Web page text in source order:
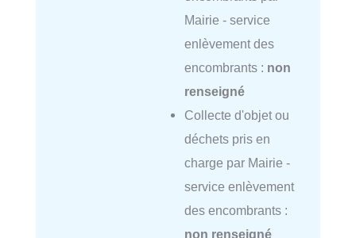
Mairie - service
enlèvement des
encombrants : non
renseigné
Collecte d'objet ou
déchets pris en
charge par Mairie -
service enlèvement
des encombrants :
non renseigné